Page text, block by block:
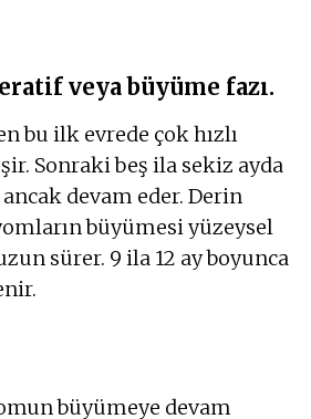
veya büyüme fazı.
bu ilk evrede çok hızlı
Sonraki beş ila sekiz ayda
devam eder. Derin
büyümesi yüzeysel
sürer. 9 ila 12 ay boyunca
büyümeye devam